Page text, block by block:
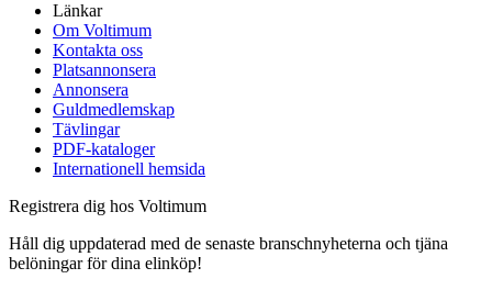
Länkar
Om Voltimum
Kontakta oss
Platsannonsera
Annonsera
Guldmedlemskap
Tävlingar
PDF-kataloger
Internationell hemsida
Registrera dig hos Voltimum
Håll dig uppdaterad med de senaste branschnyheterna och tjäna
belöningar för dina elinköp!